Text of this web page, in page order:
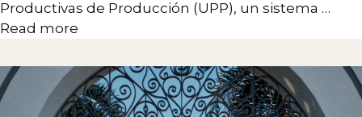
Productivas de Producción (UPP), un sistema …
Read more